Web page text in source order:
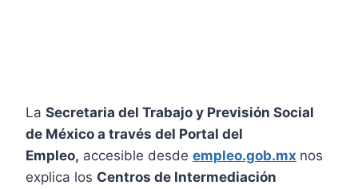
La Secretaria del Trabajo y Previsión Social
de México a través del Portal del
Empleo, accesible desde empleo.gob.mx nos
explica los Centros de Intermediación